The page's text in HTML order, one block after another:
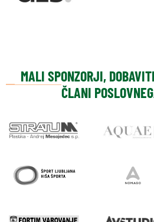
MALI SPONZORJI,
ČLANI